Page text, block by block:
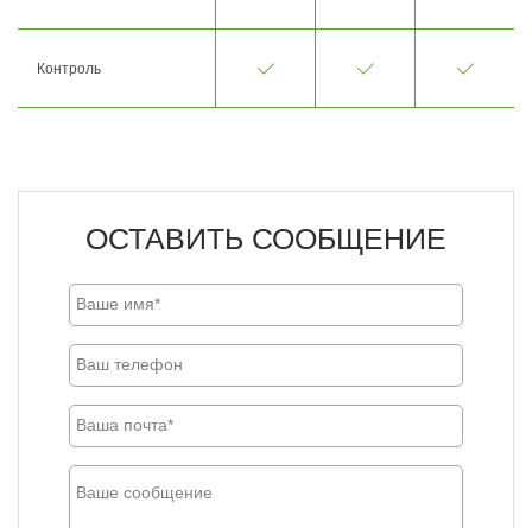
Контроль
ОСТАВИТЬ СООБЩЕНИЕ